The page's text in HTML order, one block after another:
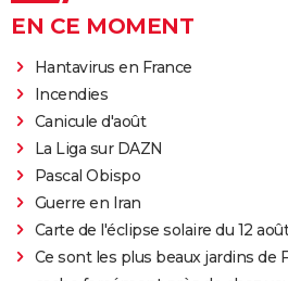
EN CE MOMENT
Hantavirus en France
Incendies
Canicule d'août
La Liga sur DAZN
Pascal Obispo
Guerre en Iran
Carte de l'éclipse solaire du 12
Ce sont les plus beaux jardins de